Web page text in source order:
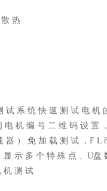
热
试 系 统 快 速 测 试 电 机
机 编 号 二 维 码 设 置
） 免 加 载 测 试 ，F L
示 多 个 特 殊 点 、U盘
机 测 试